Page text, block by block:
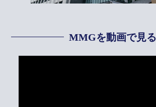
MMGを動画で見る